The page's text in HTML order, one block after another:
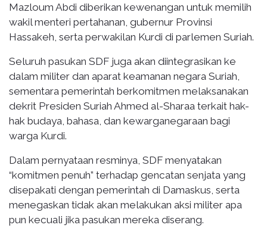
Mazloum Abdi diberikan kewenangan untuk memilih
wakil menteri pertahanan, gubernur Provinsi
Hassakeh, serta perwakilan Kurdi di parlemen Suriah.
Seluruh pasukan SDF juga akan diintegrasikan ke
dalam militer dan aparat keamanan negara Suriah,
sementara pemerintah berkomitmen melaksanakan
dekrit Presiden Suriah Ahmed al-Sharaa terkait hak-
hak budaya, bahasa, dan kewarganegaraan bagi
warga Kurdi.
Dalam pernyataan resminya, SDF menyatakan
“komitmen penuh” terhadap gencatan senjata yang
disepakati dengan pemerintah di Damaskus, serta
menegaskan tidak akan melakukan aksi militer apa
pun kecuali jika pasukan mereka diserang.